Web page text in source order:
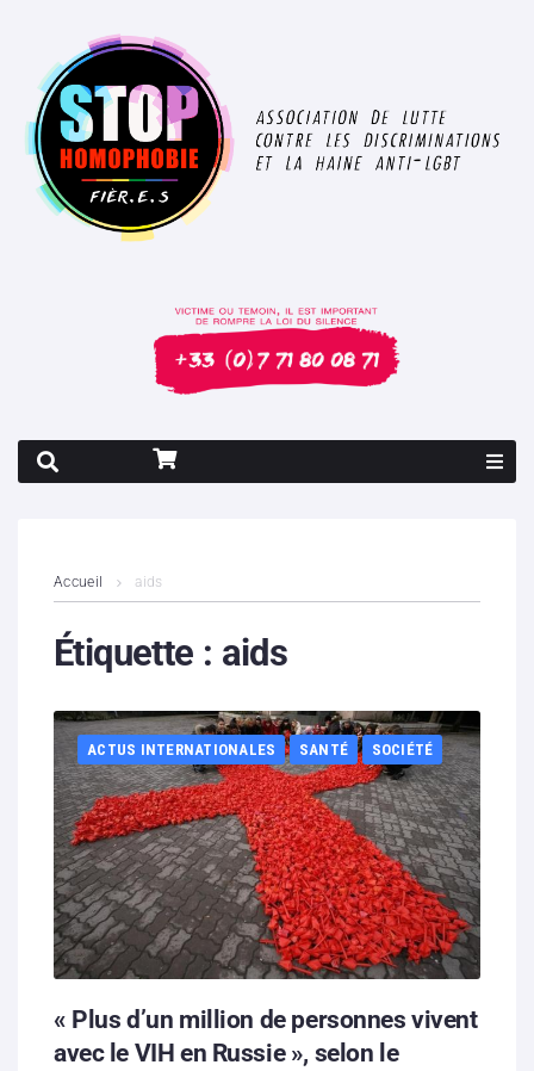
Contenus litigieux
Boutique
Partenaires
Contacts
Hébergement solidaire
Accueil aids
Étiquette : aids
ACTUS INTERNATIONALES SANTÉ SOCIÉTÉ
« Plus d’un million de personnes vivent
avec le VIH en Russie », selon le